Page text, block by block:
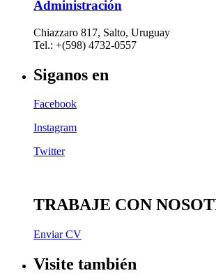
Administración
Chiazzaro 817, Salto, Uruguay
Tel.: +(598) 4732-0557
Siganos en
Facebook
Instagram
Twitter
TRABAJE CON
Enviar CV
Visite también